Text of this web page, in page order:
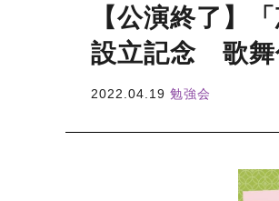
【公演終了】
設立記念 歌舞
2022.04.19 勉強会